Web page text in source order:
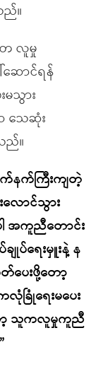
။
လူမှု
ောင်ရန်
သွား
သေဆုံး
ည်။
နက်ကြီးကျတဲ့
ောင်သွား
အကူညီတောင်း
ပ်ရေးမှူးနဲ့ န
ေးဖို့တော့
ခြုံရေးမပေး
ော့ သူကလူမှုကူညီ